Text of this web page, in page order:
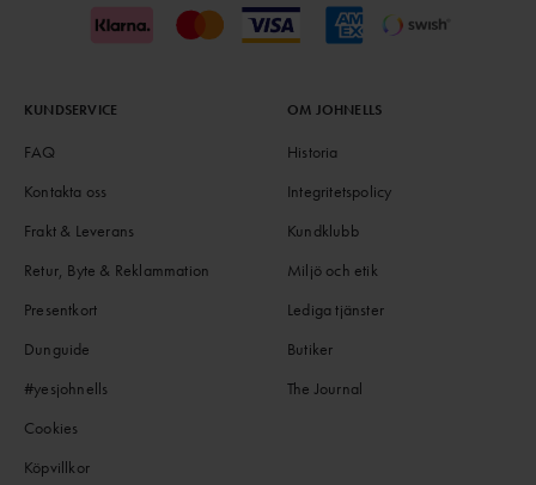
KUNDSERVICE
FAQ
Kontakta oss
Frakt & Leverans
Retur, Byte & Reklammation
Presentkort
Dunguide
#yesjohnells
Cookies
Köpvillkor
OM JOHNELLS
Historia
Integritetspolicy
Kundklubb
Miljö och etik
Lediga tjänster
Butiker
The Journal